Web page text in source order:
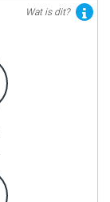
Wat is dit?